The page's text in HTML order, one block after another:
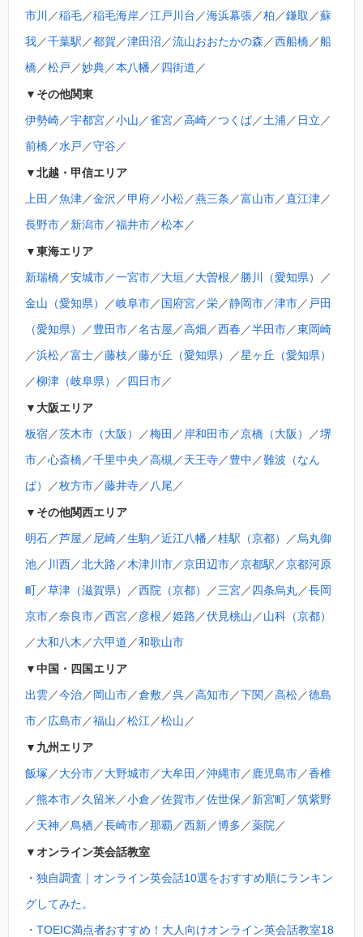
市川 ／稲毛／稲毛海岸／江戸川台 ／海浜幕張／柏 ／鎌取 ／蘇
我／千葉駅 ／都賀 ／津田沼 ／流山おおたかの森 ／西船橋／船
橋／松戸 ／妙典／本八幡／四街道 ／
▼その他関東
伊勢崎／宇都宮／小山 ／雀宮／高崎／つくば／土浦 ／ 日立 ／
前橋／水戸 ／守谷／
▼北越・甲信エリア
上田 ／魚津／金沢 ／甲府／小松／燕三条 ／富山市／直江津／
長野市／新潟市／福井市／松本 ／
▼東海エリア
新瑞橋／安城市／一宮市／大垣 ／大曽根 ／ 勝川（愛知県）
／
金山（愛知県）
／岐阜市／ 国府宮／栄／静岡市／津市／ 戸田
（愛知県）
／豊田市／名古屋 ／高畑 ／西春 ／半田市／東岡崎
／浜松／富士／藤枝 ／藤が丘（愛知県） ／星ヶ丘（愛知県）
／柳津（岐阜県） ／四日市／
▼大阪エリア
板宿／茨木市（大阪） ／梅田 ／ 岸和田市／京橋（大阪） ／堺
市／心斎橋／千里中央 ／高槻 ／天王寺／豊中 ／難波（なん
ば）
／枚方市／藤井寺／ 八尾 ／
▼その他関西エリア
明石／芦屋 ／ 尼崎／生駒／近江八幡／桂駅（京都） ／烏丸御
池／ 川西／北大路 ／木津川市／京田辺市／京都駅 ／京都河原
町／草津（滋賀県） ／西院（京都） ／三宮／四条烏丸／長岡
京市／奈良市／西宮／彦根 ／姫路 ／伏見桃山 ／山科（京都）
／大和八木 ／六甲道 ／和歌山市
▼中国・四国エリア
出雲／今治／ 岡山市／倉敷／呉／高知市／下関 ／高松／徳島
市／広島市／福山 ／松江 ／松山 ／
▼九州エリア
飯塚 ／大分市／大野城市／大牟田 ／沖縄市／ 鹿児島市／香椎
／熊本市／久留米／小倉 ／佐賀市／佐世保 ／新宮町／筑紫野
／天神 ／鳥栖 ／長崎市／那覇／西新／博多 ／薬院 ／
▼オンライン英会話教室
・ 独自調査｜オンライン英会話10選をおすすめ順にランキン
グしてみた。
・ TOEIC満点者おすすめ！大人向けオンライン英会話教室18